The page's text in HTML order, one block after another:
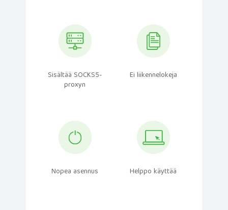
Sisältää SOCKS5-
proxyn
Ei liikennelokeja
Nopea asennus Helppo käyttää